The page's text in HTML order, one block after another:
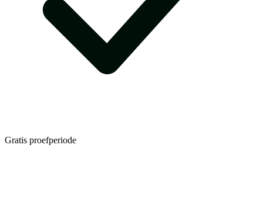
Gratis proefperiode